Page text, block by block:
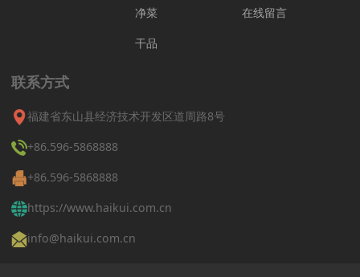
净菜
干品
在线留言
联系方式
福建省东山县经济技术开发区道周路8号
+86.596-5868888
+86.596-5868888
https://www.haikui.com.cn
info@haikui.com.cn